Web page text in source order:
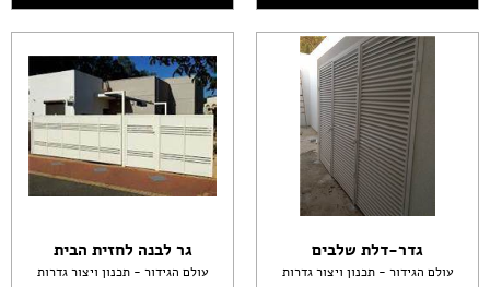
גדר-דלת שלבים
עולם הגידור - תכנון ויצור גדרות
גר לבנה לחזית הבית
עולם הגידור - תכנון ויצור גדרות